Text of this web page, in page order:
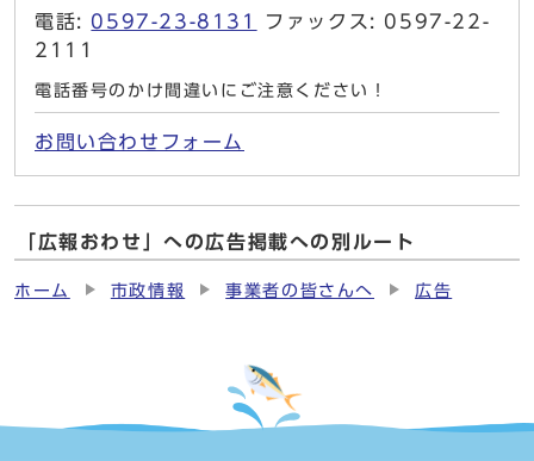
電話: 0597-23-8131
ファックス: 0597-22-
2111
電話番号のかけ間違いにご注意ください！
お問い合わせフォーム
「広報おわせ」への広告掲載への別ルート
ホーム 市政情報 事業者の皆さんへ 広告